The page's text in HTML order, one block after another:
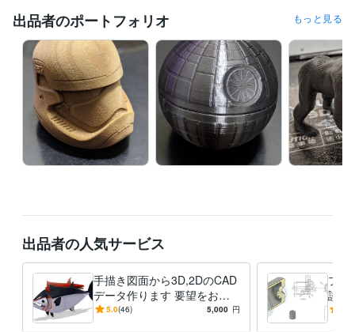
英語 日常会話レベル
出品者のポートフォリオ もっと見る
出品者の人気サービス
手描き図面から3D,2DのCAD
データ作ります 要望をお聞
かせください モノづくりを
5.0(46) 5,000 円
プラ
談承
の際